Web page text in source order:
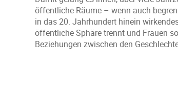
öffentliche Räume – wenn auch
in das 20. Jahrhundert hinein
öffentliche Sphäre trennt und Frauen
Beziehungen zwischen den